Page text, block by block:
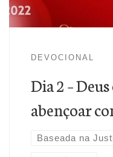
DEVOCIONAL
Dia 2 –
abençoar
Baseada na